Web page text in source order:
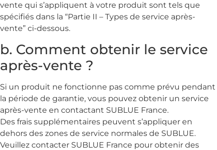
vente qui s’appliquent à votre produit sont tels que
spécifiés dans la “Partie II – Types de service après-
vente” ci-dessous.
b. Comment obtenir le service
après-vente ?
Si un produit ne fonctionne pas comme prévu pendant
la période de garantie, vous pouvez obtenir un service
après-vente en contactant SUBLUE France.
Des frais supplémentaires peuvent s’appliquer en
dehors des zones de service normales de SUBLUE.
Veuillez contacter SUBLUE France pour obtenir des